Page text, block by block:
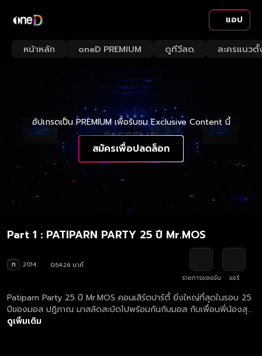
แอป
หน้าหลัก oneD PREMIUM ดูทีวีสด ละครแนวตั้
อัปเกรดเป็น PREMIUM เพื่อรับชม Exclusive Content นี้
สมัครเพื่อปลดล็อก
Part 1 : PATIPARN PARTY 25 ปี Mr.MOS
ท 2014
0:54:26 นาที
รายการของฉัน
แชร์
Patiparn Party 25 ปี Mr.MOS คอนเสิร์ตปาร์ตี้ ยิ่งใหญ่ที่สุดในรอบ 25
ปีของมอส ปฏิภาณ มาสลัดสะบัดไปพร้อมกันกับมอส กับเพื่อนพี่น้องสุด
ซี้ และเพลงที่ขนมาให้เต้นกับอีกเพียบบบ! 25 ปีที่ผู้ชายคนนี้มอบความสุข
ดูเพิ่มเติม